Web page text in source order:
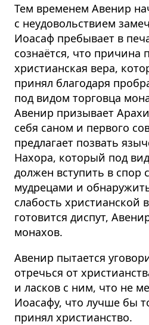
Тем временем Авенир
с неудовольствием
Иоасаф пребывает в
сознаётся, что причина
христианская вера,
принял благодаря
под видом торговца
Авенир призывает
себя саном и первого
предлагает позвать
Нахора, который под
должен вступить в спор
мудрецами и
слабость христианской
готовится диспут,
монахов.
Авенир пытается
отречься от
и ласков с ним, что не
Иоасафу, что лучше бы
принял христианство.